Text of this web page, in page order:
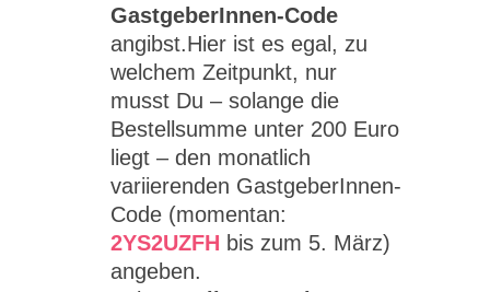
GastgeberInnen-Code
angibst.Hier ist es egal, zu
welchem Zeitpunkt, nur
musst Du – solange die
Bestellsumme unter 200 Euro
liegt – den monatlich
variierenden GastgeberInnen-
Code (momentan:
2YS2UZFH bis zum 5. März)
angeben.